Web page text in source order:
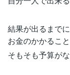
結果が出るまで
お金のかかるこ
そもそも予算がな